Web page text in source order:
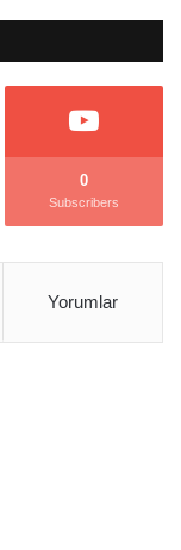
0
Subscribers
Yorumlar